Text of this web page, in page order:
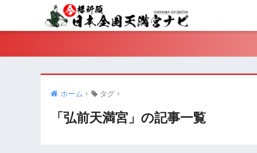
ホーム タグ
「弘前天満宮」の記事一覧